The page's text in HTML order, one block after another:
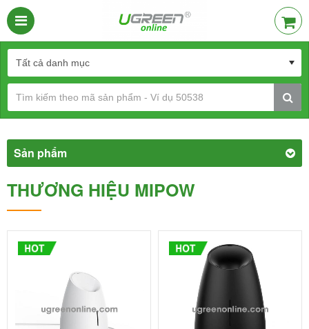
Sản phẩm
THƯƠNG HIỆU MIPOW